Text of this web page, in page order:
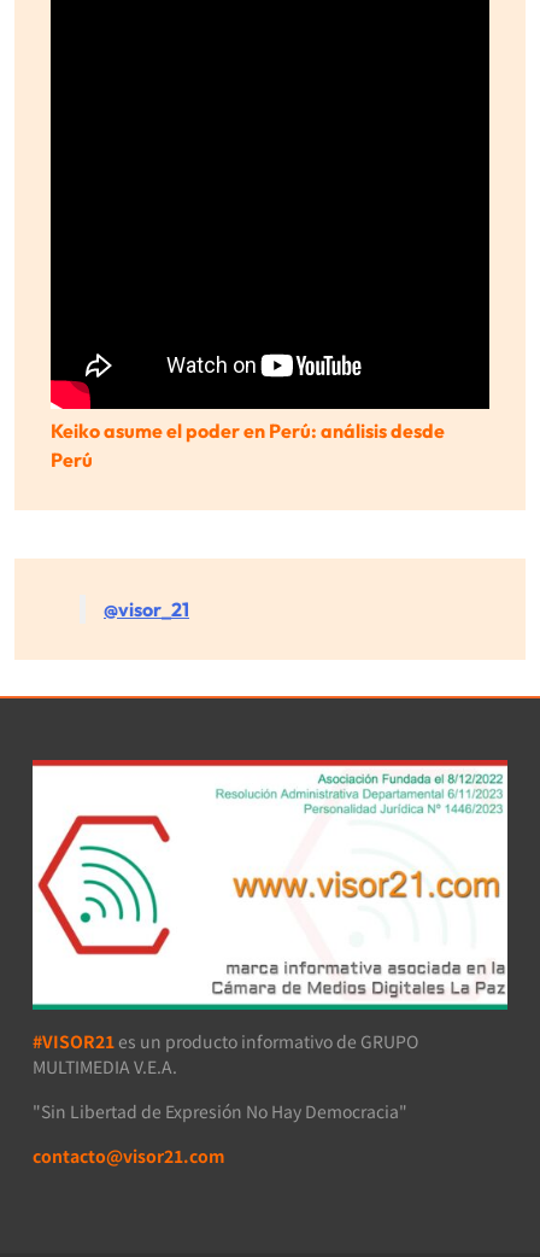
Keiko asume el poder en Perú: análisis desde
Perú
@visor_21
#VISOR21 es un producto informativo de GRUPO
MULTIMEDIA V.E.A.
"Sin Libertad de Expresión No Hay Democracia"
contacto@visor21.com